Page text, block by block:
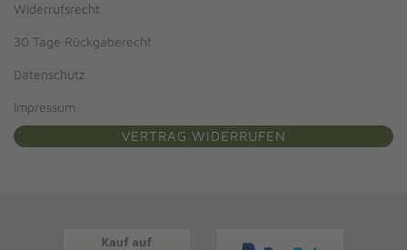
Widerrufsrecht
30 Tage Rückgaberecht
Datenschutz
Impressum
VERTRAG WIDERRUFEN